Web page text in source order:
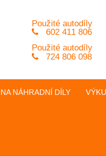
Použité autodíly
602 411 806
Použité autodíly
724 806 098
NÁHRADNÍ DÍLY